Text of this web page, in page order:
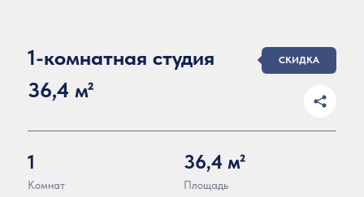
1
Комнат
36,4 м²
Площадь
1-комнатная студия
36,4 м²
СКИДКА